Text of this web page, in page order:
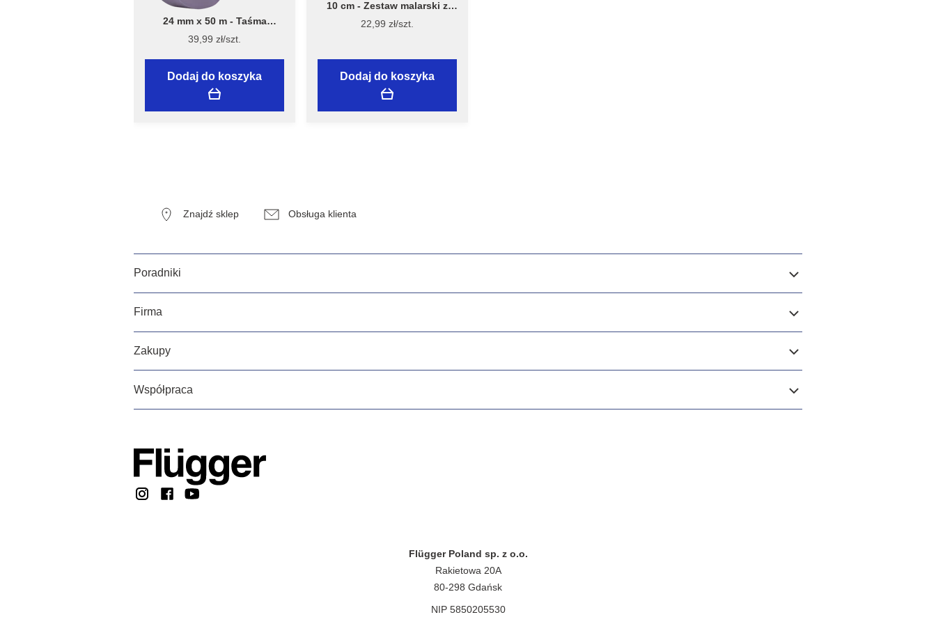
24 mm x 50 m - Taśma
Malarska Speciality Sensitive
Surfaces - Flügger
39,99 zł/szt.
Dodaj do koszyka
10 cm - Zestaw malarski z
wałkiem Welur 10 cm, model
7981 – Flügger
22,99 zł/szt.
Dodaj do koszyka
Znajdź sklep Obsługa klienta
Poradniki
Firma
Zakupy
Współpraca
Flügger Poland sp. z o.o.
Rakietowa 20A
80-298 Gdańsk
NIP 5850205530